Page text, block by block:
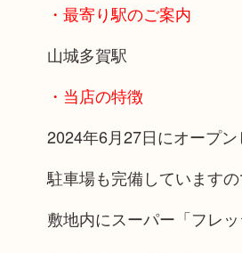
・最寄り駅のご案内
山城多賀駅
・当店の特徴
2024年6月27日にオープ
駐車場も完備しています
敷地内にスーパー「フレ